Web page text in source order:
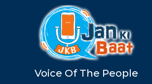
Voice Of The People